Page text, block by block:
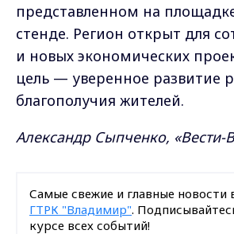
представленном на
стенде. Регион открыт для
и новых экономических
цель — уверенное развитие
благополучия жителей.
Александр Сыпченко, «Вести-
Самые свежие и главные новости
ГТРК "Владимир".
курсе всех событий!